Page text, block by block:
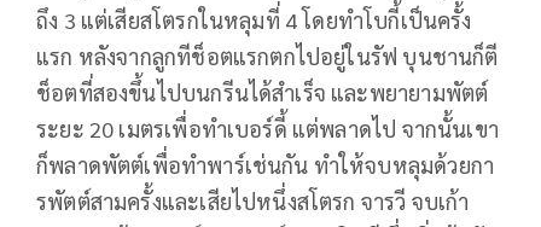
ถึง 3 แต่เสียสโตรกในหลุมที่ 4 โดยทำโบกี้เป็นครั้ง
แรก หลังจากลูกทีช็อตแรกตกไปอยู่ในรัฟ บุนชานก็ตี
ช็อตที่สองขึ้นไปบนกรีนได้สำเร็จ และพยายามพัตต์
ระยะ 20 เมตรเพื่อทำเบอร์ดี้ แต่พลาดไป จากนั้นเขา
ก็พลาดพัตต์เพื่อทำพาร์เช่นกัน ทำให้จบหลุมด้วยกา
รพัตต์สามครั้งและเสียไปหนึ่งสโตรก จารวี จบเก้า